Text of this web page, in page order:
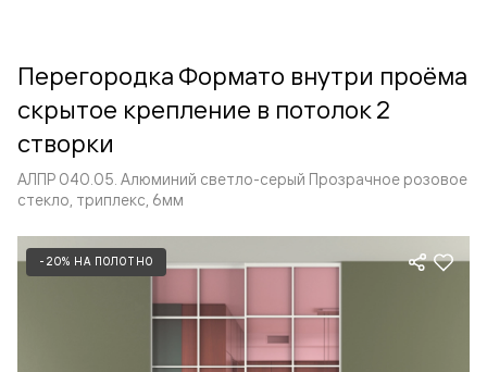
алюминиевых перегородок и дверей координируется
со стеновыми панелями Волховец.
Перегородка Формато внутри проёма
скрытое крепление в потолок 2
створки
АЛПР 040.05. Алюминий светло-серый Прозрачное розовое
стекло, триплекс, 6мм
-20% НА ПОЛОТНО